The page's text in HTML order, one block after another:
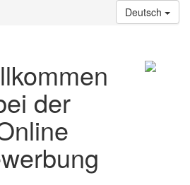
Deutsch
der